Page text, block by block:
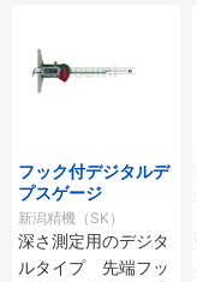
フック付デジタルデ
プスゲージ
新潟精機（SK）
深さ測定用のデジタ
ルタイプ 先端フッ